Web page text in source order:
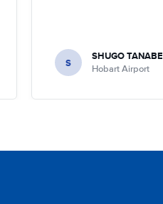
S SHUGO TANABE
Hobart Airport